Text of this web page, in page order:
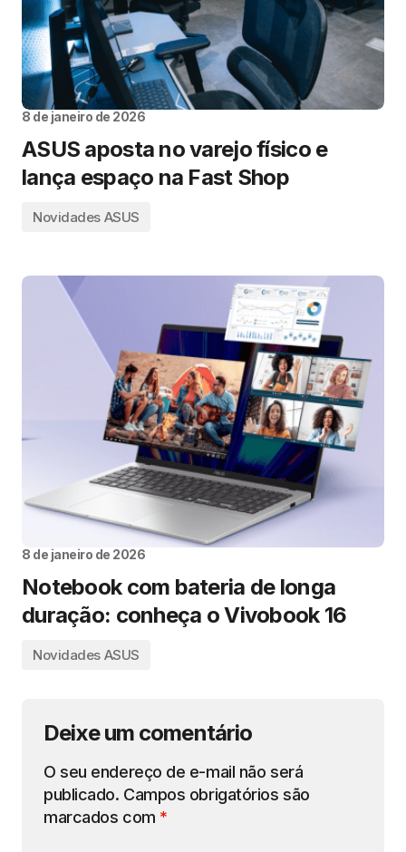
8 de janeiro de 2026
ASUS aposta no varejo físico e
lança espaço na Fast Shop
Novidades ASUS
8 de janeiro de 2026
Notebook com bateria de longa
duração: conheça o Vivobook 16
Novidades ASUS
Deixe um comentário
O seu endereço de e-mail não será
publicado. Campos obrigatórios são
marcados com *